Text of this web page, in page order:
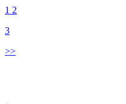
1 2
3
>>